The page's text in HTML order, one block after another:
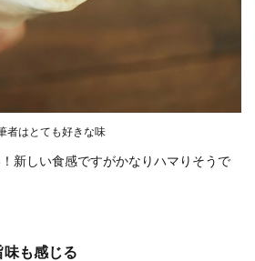
者はとても好きな味
新しい食感ですがかなりハマりそうで
味も感じる